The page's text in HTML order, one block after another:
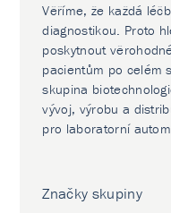
Věříme, že každá
diagnostikou. Proto
poskytnout
pacientům po celém
skupina
vývoj, výrobu a
pro laboratorní
Značky skupiny